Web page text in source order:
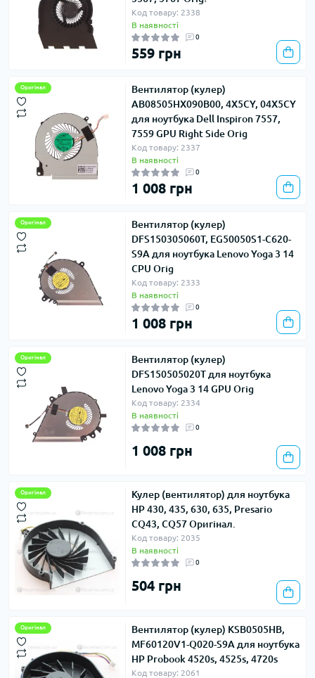
Код товару: 2338
В наявності
0
559 грн
Оригінал
Вентилятор (кулер)
AB08505HX090B00, 4X5CY, 04X5CY
для ноутбука Dell Inspiron 7557,
7559 GPU Right Side Orig
Код товару: 2337
В наявності
0
1 008 грн
Оригінал
Вентилятор (кулер)
DFS150305060T, EG50050S1-C620-
S9A для ноутбука Lenovo Yoga 3 14
CPU Orig
Код товару: 2333
В наявності
0
1 008 грн
Оригінал
Вентилятор (кулер)
DFS150505020T для ноутбука
Lenovo Yoga 3 14 GPU Orig
Код товару: 2334
В наявності
0
1 008 грн
Оригінал
Кулер (вентилятор) для ноутбука
HP 430, 435, 630, 635, Presario
CQ43, CQ57 Оригінал.
Код товару: 2035
В наявності
0
504 грн
Оригінал
Вентилятор (кулер) KSB0505HB,
MF60120V1-Q020-S9A для ноутбука
HP Probook 4520s, 4525s, 4720s
Код товару: 2061